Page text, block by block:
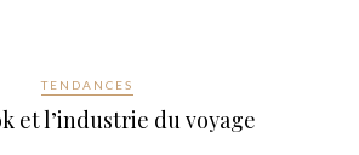
TENDANCES
et l’industrie du voyage